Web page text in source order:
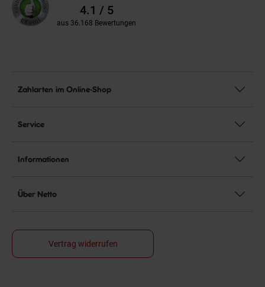
Bewertungen4.1 / 5
aus 36.168 Bewertungen
Zahlarten im Online-Shop
Service
Informationen
Über Netto
Vertrag widerrufen